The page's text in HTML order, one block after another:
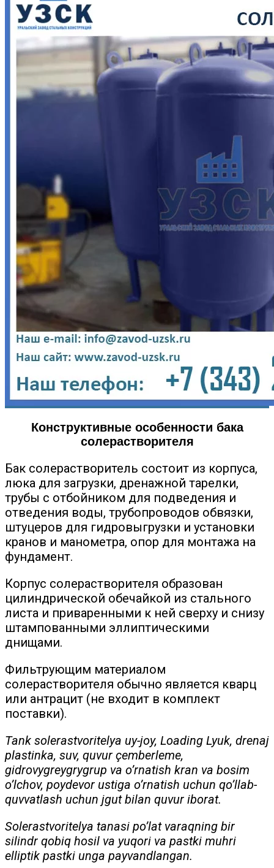
Конструктивные особенности бака
солерастворителя
Бак солерастворитель состоит из корпуса,
люка для загрузки, дренажной тарелки,
трубы с отбойником для подведения и
отведения воды, трубопроводов обвязки,
штуцеров для гидровыгрузки и установки
кранов и манометра, опор для монтажа на
фундамент.
Корпус солерастворителя образован
цилиндрической обечайкой из стального
листа и приваренными к ней сверху и снизу
штампованными эллиптическими
днищами.
Фильтрующим материалом
солерастворителя обычно является кварц
или антрацит (не входит в комплект
поставки).
Tank solerastvoritelya uy-joy, Loading Lyuk, drenaj
plastinka, suv, quvur çemberleme,
gidrovygreygrygrup va o’rnatish kran va bosim
o’lchov, poydevor ustiga o’rnatish uchun qo’llab-
quvvatlash uchun jgut bilan quvur iborat.
Solerastvoritelya tanasi po’lat varaqning bir
silindr qobiq hosil va yuqori va pastki muhri
elliptik pastki unga payvandlangan.